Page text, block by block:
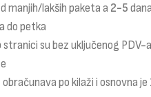
manjih/lakših paketa a 2-5
do petka
su bez uključenog PDV-
po kilaži i osnovna